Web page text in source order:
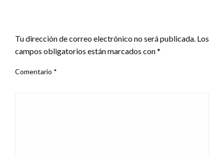
Tu dirección de correo electrónico no será publicada. Los
campos obligatorios están marcados con*
Comentario *